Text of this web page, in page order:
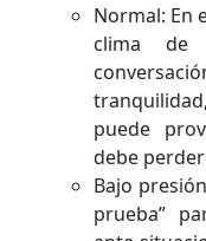
Normal: En
clima de
puede
debe
Bajo
prueba”